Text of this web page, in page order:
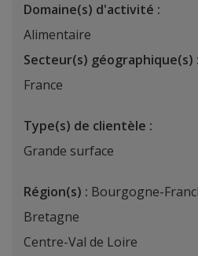
Domaine(s) d'activité :
Alimentaire
Secteur(s) géographique(s) :
France
Type(s) de clientèle :
Grande surface
Région(s) : Bourgogne-
Bretagne
Centre-Val de Loire